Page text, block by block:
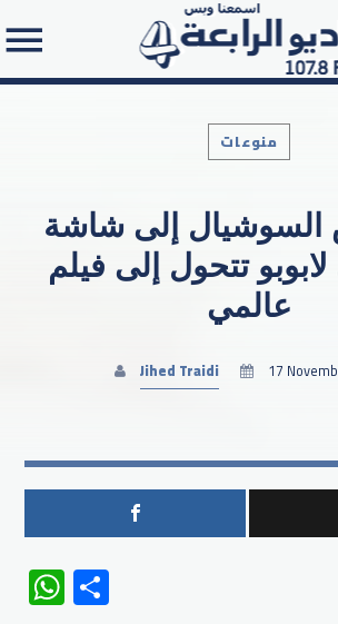
Search in the
منوعات
إلى شاشة
لابوبو تتحول إلى فيلم
عالمي
Jihed Traidi 17
WhatsApp